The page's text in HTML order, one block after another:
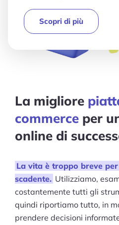
La migliore
commerce per
online di
La vita è troppo breve
scadente. Utilizziamo,
costantemente tutti gli
quindi riportiamo tutto, in
prendere decisioni
Scopri di più